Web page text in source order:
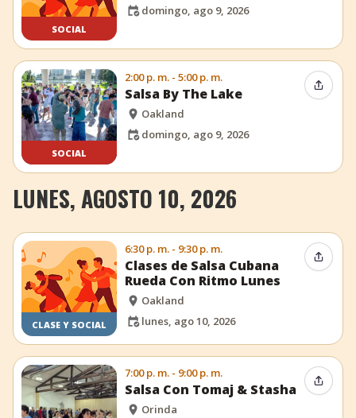
SOCIAL
domingo, ago 9, 2026
SOCIAL
2:00 p. m. - 5:00 p. m.
Salsa By The Lake
Oakland
domingo, ago 9, 2026
LUNES, AGOSTO 10, 2026
CLASE Y SOCIAL
6:30 p. m. - 9:30 p. m.
Clases de Salsa Cubana
Rueda Con Ritmo Lunes
Oakland
lunes, ago 10, 2026
7:00 p. m. - 9:00 p. m.
Salsa Con Tomaj & Stasha
Orinda